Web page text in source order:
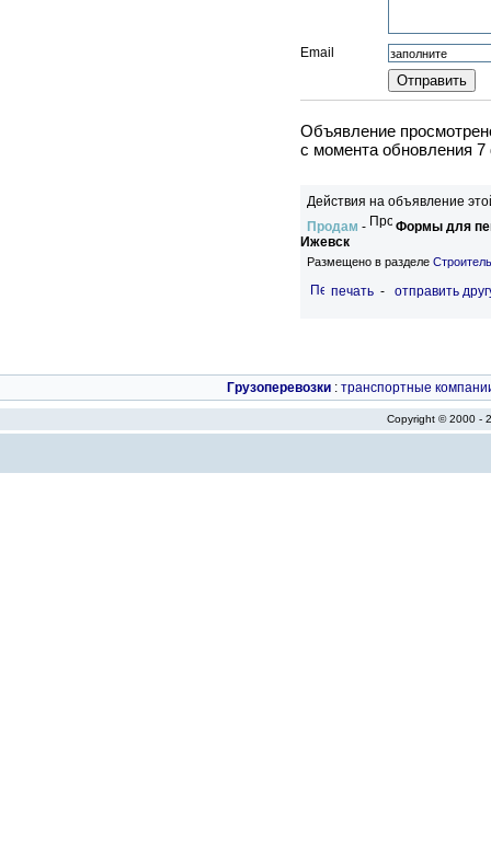
Email
Объявление
c момента обновления
Действия на объявление
Продам -
Формы для
Ижевск
Размещено в разделе
печать - отправить
Грузоперевозки : транспортные
Copyright © 2000 -